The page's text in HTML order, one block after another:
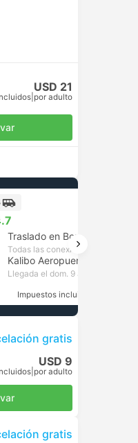
USD 21
por adulto
Traslado en Boracay
Kalibo Aeropuerto
Llegada el dom. 9 ago
Impuestos incluidos
gratis
USD 9
por adulto
gratis